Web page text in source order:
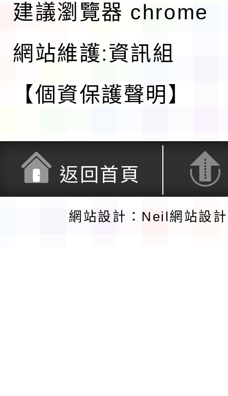
建議瀏覽器 chrome
網站維護:資訊組
【個資保護聲明】
返回首頁
網站設計：Neil網站設